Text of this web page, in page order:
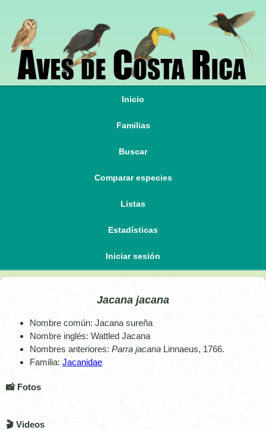
Inicio
Familias
Buscar
Comparar especies
Listas
Estadísticas
Iniciar sesión
Jacana jacana
Nombre común: Jacana sureña
Nombre inglés: Wattled Jacana
Nombres anteriores: Parra jacana Linnaeus, 1766.
Familia: Jacanidae
📸 Fotos
🎬 Videos